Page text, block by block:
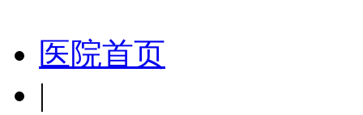
医院首页
|